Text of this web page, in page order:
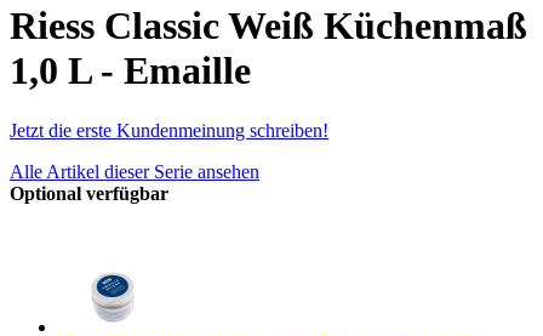
Riess Classic Weiß Küchenmaß
1,0 L - Emaille
Jetzt die erste Kundenmeinung schreiben!
Alle Artikel dieser Serie ansehen
Optional verfügbar